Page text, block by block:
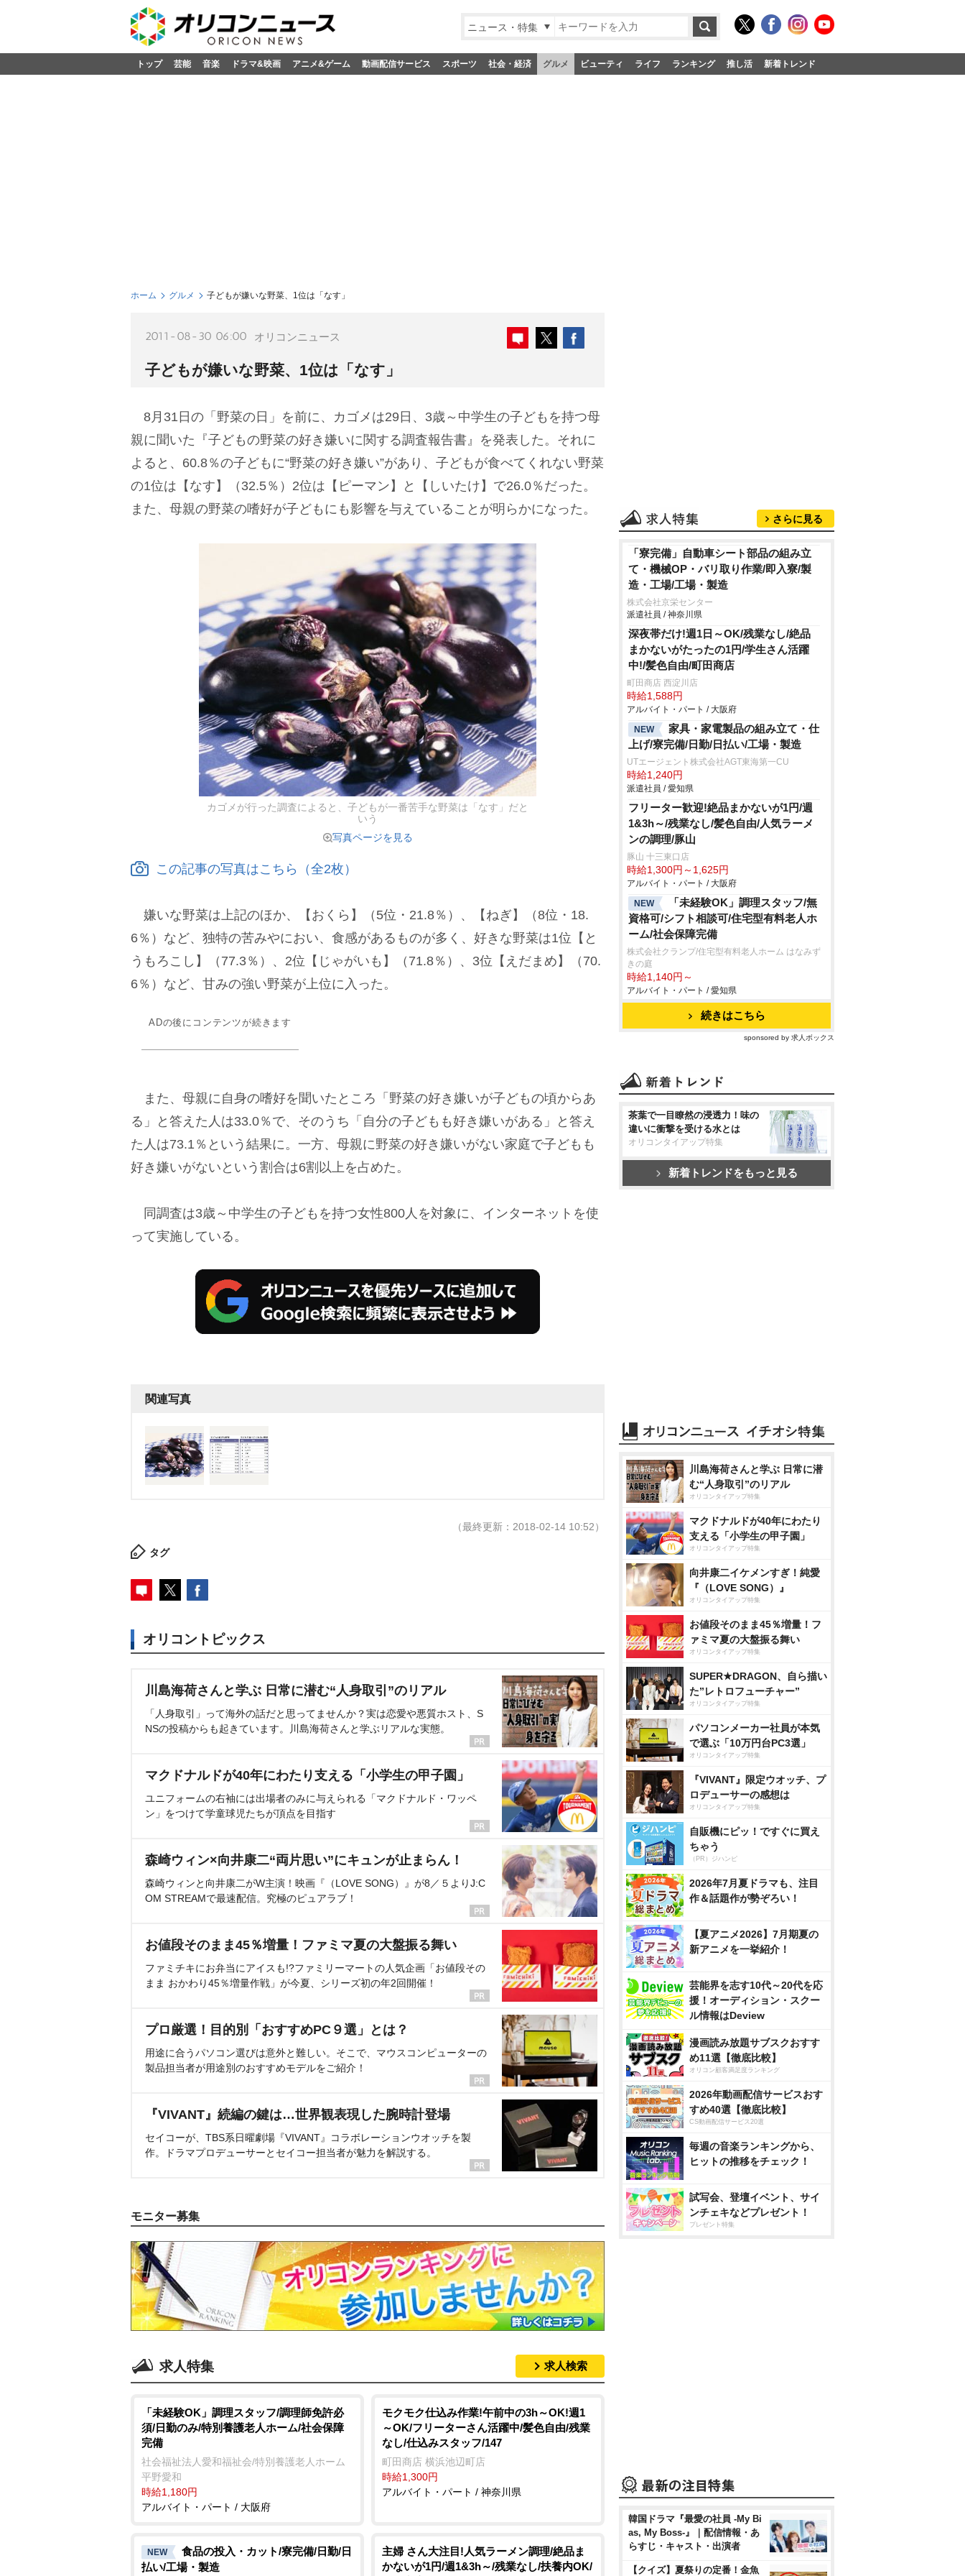
ニュース・特集
トップ 芸能 音楽 ドラマ&映画 アニメ&ゲーム 動画配信サービス スポーツ 社会・経済 グルメ ビューティ ライフ ランキング 推し活 新着トレンド
ホーム グルメ 子どもが嫌いな野菜、1位は「なす」
2011-08-30 06:00 オリコンニュース
子どもが嫌いな野菜、1位は「なす」
8月31日の「野菜の日」を前に、カゴメは29日、3歳～中学生の子どもを持つ母
親に聞いた『子どもの野菜の好き嫌いに関する調査報告書』を発表した。それに
よると、60.8％の子どもに“野菜の好き嫌い”があり、子どもが食べてくれない野菜
の1位は【なす】（32.5％）2位は【ピーマン】と【しいたけ】で26.0％だった。
また、母親の野菜の嗜好が子どもにも影響を与えていることが明らかになった。
カゴメが行った調査によると、子どもが一番苦手な野菜は「なす」だと
いう
写真ページを見る
この記事の写真はこちら（全2枚）
嫌いな野菜は上記のほか、【おくら】（5位・21.8％）、【ねぎ】（8位・18.
6％）など、独特の苦みやにおい、食感があるものが多く、好きな野菜は1位【と
うもろこし】（77.3％）、2位【じゃがいも】（71.8％）、3位【えだまめ】（70.
6％）など、甘みの強い野菜が上位に入った。
ADの後にコンテンツが続きます
また、母親に自身の嗜好を聞いたところ「野菜の好き嫌いが子どもの頃からあ
る」と答えた人は33.0％で、そのうち「自分の子どもも好き嫌いがある」と答え
た人は73.1％という結果に。一方、母親に野菜の好き嫌いがない家庭で子どもも
好き嫌いがないという割合は6割以上を占めた。
同調査は3歳～中学生の子どもを持つ女性800人を対象に、インターネットを使
って実施している。
関連写真
（最終更新：2018-02-14 10:52）
タグ
オリコントピックス
川島海荷さんと学ぶ 日常に潜む“人身取引”のリアル
「人身取引」って海外の話だと思ってませんか？実は恋愛や悪質ホスト、S
NSの投稿からも起きています。川島海荷さんと学ぶリアルな実態。
マクドナルドが40年にわたり支える「小学生の甲子園」
ユニフォームの右袖には出場者のみに与えられる「マクドナルド・ワッペ
ン」をつけて学童球児たちが頂点を目指す
森崎ウィン×向井康二“両片思い”にキュンが止まらん！
森崎ウィンと向井康二がW主演！映画『（LOVE SONG）』が8／５よりJ:C
OM STREAMで最速配信。究極のピュアラブ！
お値段そのまま45％増量！ファミマ夏の大盤振る舞い
ファミチキにお弁当にアイスも!?ファミリーマートの人気企画「お値段その
まま おかわり45％増量作戦」が今夏、シリーズ初の年2回開催！
プロ厳選！目的別「おすすめPC９選」とは？
用途に合うパソコン選びは意外と難しい。そこで、マウスコンピューターの
製品担当者が用途別のおすすめモデルをご紹介！
『VIVANT』続編の鍵は…世界観表現した腕時計登場
セイコーが、TBS系日曜劇場『VIVANT』コラボレーションウオッチを製
作。ドラマプロデューサーとセイコー担当者が魅力を解説する。
モニター募集
求人特集 求人検索
「未経験OK」調理スタッフ/調理師免許必
須/日勤のみ/特別養護老人ホーム/社会保障
完備
社会福祉法人愛和福祉会/特別養護老人ホーム
平野愛和
時給1,180円
アルバイト・パート / 大阪府
モクモク仕込み作業!午前中の3h～OK!週1
～OK/フリーターさん活躍中/髪色自由/残業
なし/仕込みスタッフ/147
町田商店 横浜池辺町店
時給1,300円
アルバイト・パート / 神奈川県
NEW
食品の投入・カット/寮完備/日勤/日
払い/工場・製造
主婦 さん大注目!人気ラーメン調理/絶品ま
かないが1円/週1&3h～/残業なし/扶養内OK/
さらに見る
「寮完備」自動車シート部品の組み立
て・機械OP・バリ取り作業/即入寮/製
造・工場/工場・製造
株式会社京栄センター
派遣社員 / 神奈川県
深夜帯だけ!週1日～OK/残業なし/絶品
まかないがたったの1円/学生さん活躍
中!/髪色自由/町田商店
町田商店 西淀川店
時給1,588円
アルバイト・パート / 大阪府
NEW
家具・家電製品の組み立て・仕
上げ/寮完備/日勤/日払い/工場・製造
UTエージェント株式会社AGT東海第一CU
時給1,240円
派遣社員 / 愛知県
フリーター歓迎!絶品まかないが1円/週
1&3h～/残業なし/髪色自由/人気ラーメ
ンの調理/豚山
豚山 十三東口店
時給1,300円～1,625円
アルバイト・パート / 大阪府
NEW
「未経験OK」調理スタッフ/無
資格可/シフト相談可/住宅型有料老人ホ
ーム/社会保障完備
株式会社クランプ/住宅型有料老人ホーム はなみず
きの庭
時給1,140円～
アルバイト・パート / 愛知県
続きはこちら
sponsored by 求人ボックス
茶葉で一目瞭然の浸透力！味の
違いに衝撃を受ける水とは
オリコンタイアップ特集
新着トレンドをもっと見る
川島海荷さんと学ぶ 日常に潜
む“人身取引”のリアル
オリコンタイアップ特集
マクドナルドが40年にわたり
支える「小学生の甲子園」
オリコンタイアップ特集
向井康二イケメンすぎ！純愛
『（LOVE SONG）』
オリコンタイアップ特集
お値段そのまま45％増量！フ
ァミマ夏の大盤振る舞い
オリコンタイアップ特集
SUPER★DRAGON、自ら描い
た”レトロフューチャー”
オリコンタイアップ特集
パソコンメーカー社員が本気
で選ぶ「10万円台PC3選」
オリコンタイアップ特集
『VIVANT』限定ウオッチ、プ
ロデューサーの感想は
オリコンタイアップ特集
自販機にピッ！ですぐに買え
ちゃう
（PR）ジハンピ
2026年7月夏ドラマも、注目
作＆話題作が勢ぞろい！
【夏アニメ2026】7月期夏の
新アニメを一挙紹介！
芸能界を志す10代～20代を応
援！オーディション・スクー
ル情報はDeview
漫画読み放題サブスクおすす
め11選【徹底比較】
オリコン顧客満足度ランキング
2026年動画配信サービスおす
すめ40選【徹底比較】
CS動画配信サービス20選
毎週の音楽ランキングから、
ヒットの推移をチェック！
試写会、登壇イベント、サイ
ンチェキなどプレゼント！
プレゼント特集
韓国ドラマ『最愛の社員 -My Bi
as, My Boss-』｜配信情報・あ
らすじ・キャスト・出演者
【クイズ】夏祭りの定番！金魚